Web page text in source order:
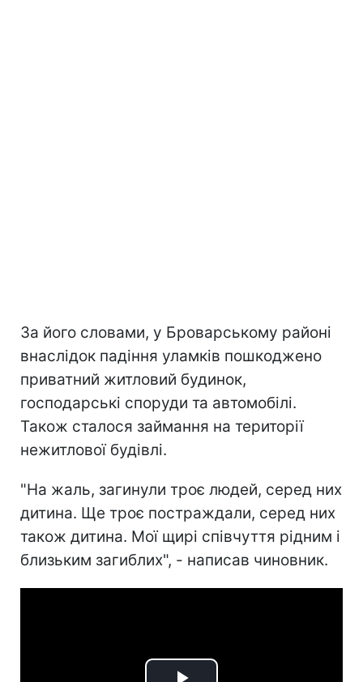
За його словами, у Броварському районі
внаслідок падіння уламків пошкоджено
приватний житловий будинок,
господарські споруди та автомобілі.
Також сталося займання на території
нежитлової будівлі.
"На жаль, загинули троє людей, серед них
дитина. Ще троє постраждали, серед них
також дитина. Мої щирі співчуття рідним і
близьким загиблих", - написав чиновник.